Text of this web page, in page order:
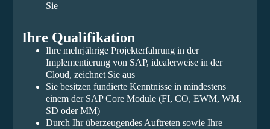
Sie
Ihre Qualifikation
Ihre mehrjährige Projekterfahrung in der
Implementierung von SAP, idealerweise in der
Cloud, zeichnet Sie aus
Sie besitzen fundierte Kenntnisse in mindestens
einem der SAP Core Module (FI, CO, EWM, WM,
SD oder MM)
Durch Ihr überzeugendes Auftreten sowie Ihre